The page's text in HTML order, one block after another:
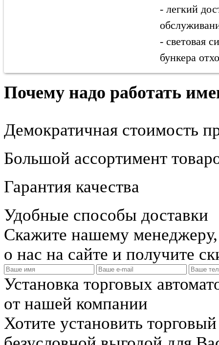
- легкий
- световая
бункера
Почему надо работать
Демократичная стоимость
Большой ассортимент
Гарантия качества
Удобные способы доставки
Скажите нашему менеджеру,
о нас на сайте и получите
Установка торговых
от нашей компании
Хотите установить